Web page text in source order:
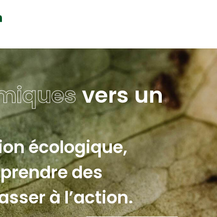
vers un
écologique,
des
à l’action.